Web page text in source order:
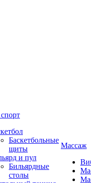
Баскетбольные
щиты
и пул
Бильярдные
столы
Массаж